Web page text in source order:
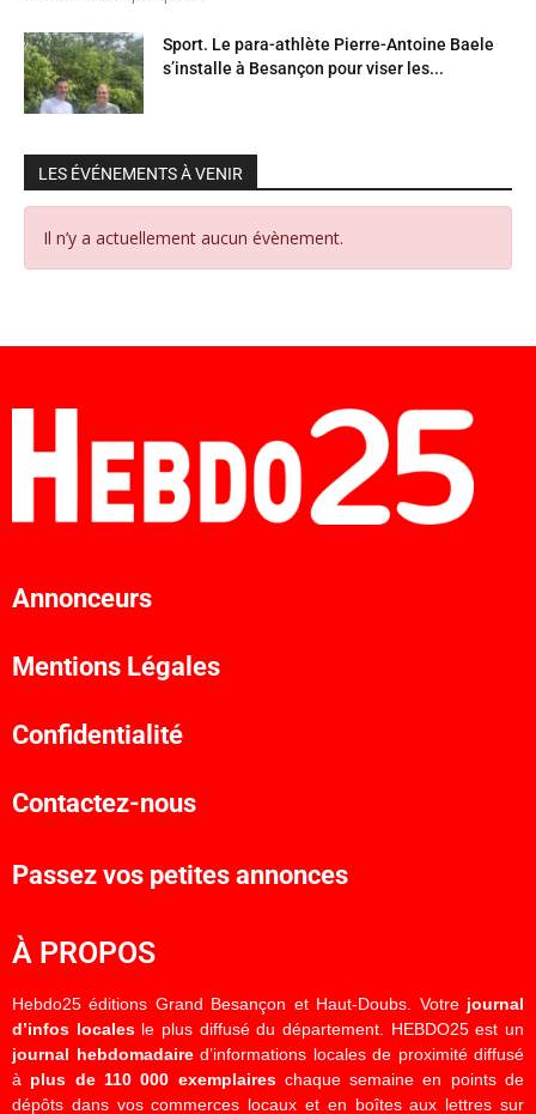
Sport. Le para-athlète Pierre-Antoine Baele
s’installe à Besançon pour viser les...
LES ÉVÉNEMENTS À VENIR
Il n’y a actuellement aucun évènement.
Annonceurs
Mentions Légales
Confidentialité
Contactez-nous
Passez vos petites annonces
À PROPOS
Hebdo25 éditions Grand Besançon et Haut-Doubs. Votre journal
d’infos localesle plus diffusé du département. HEBDO25 est un
journal hebdomadaired’informations locales de proximité diffusé
à plus de 110 000 exemplaireschaque semaine en points de
dépôts dans vos commerces locaux et en boîtes aux lettres sur